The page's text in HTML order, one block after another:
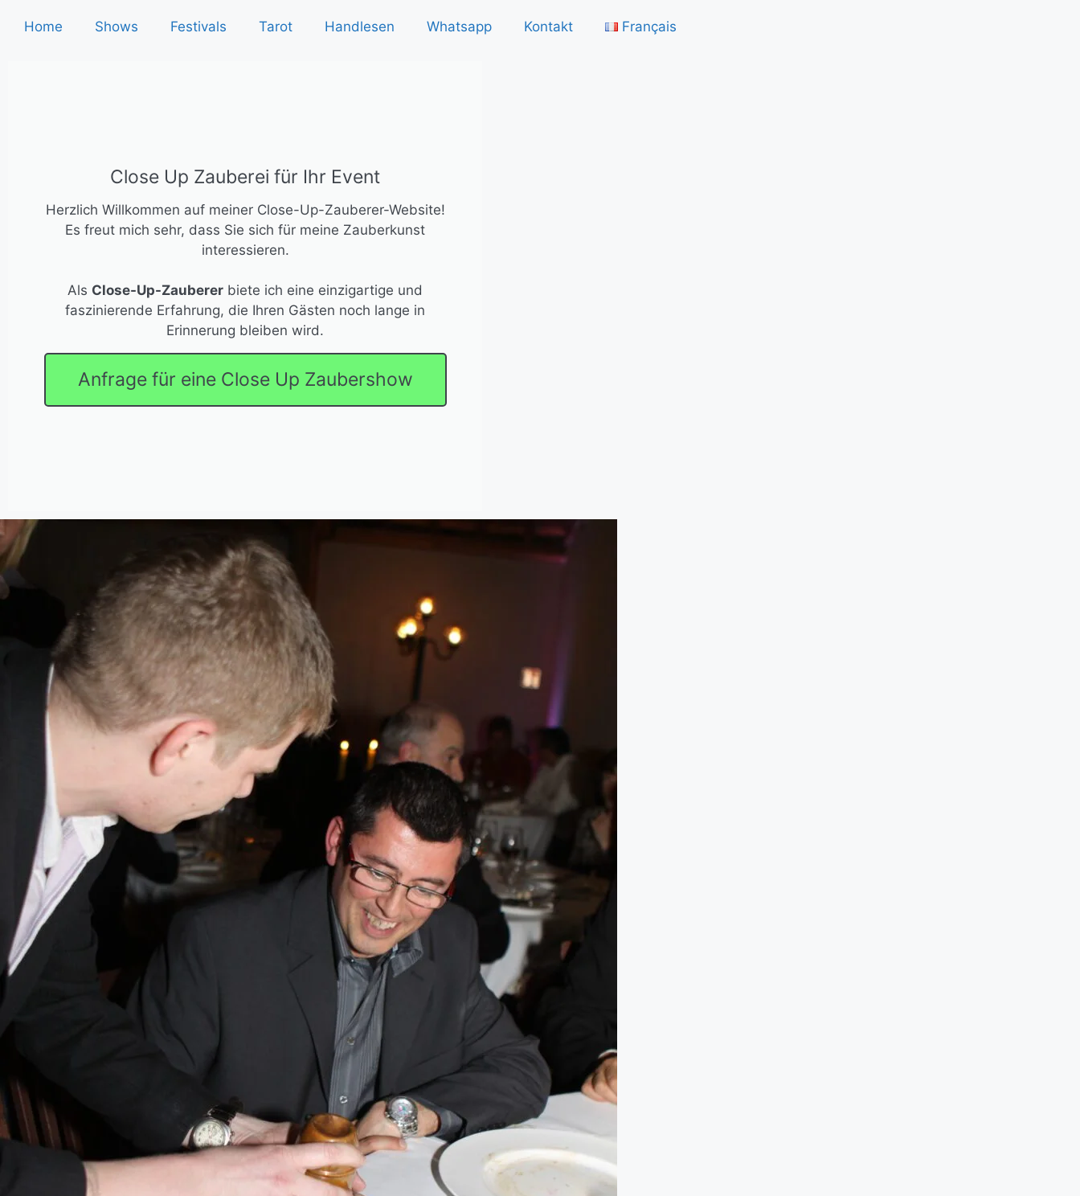
Home Shows Festivals Tarot Handlesen Whatsapp Kontakt Français
Close Up Zauberei für Ihr Event
Herzlich Willkommen auf meiner Close-Up-Zauberer-Website!
Es freut mich sehr, dass Sie sich für meine Zauberkunst
interessieren.
Als Close-Up-Zauberer biete ich eine einzigartige und
faszinierende Erfahrung, die Ihren Gästen noch lange in
Erinnerung bleiben wird.
Anfrage für eine Close Up Zaubershow